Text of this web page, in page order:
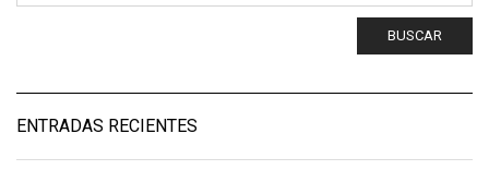
BUSCAR
ENTRADAS RECIENTES